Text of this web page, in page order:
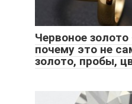
Червоное
почему это не
золото, пробы,